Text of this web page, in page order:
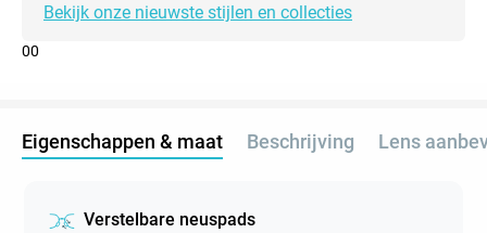
Bekijk onze nieuwste stijlen en collecties
00
Eigenschappen & maat Beschrijving Lens
Verstelbare neuspads